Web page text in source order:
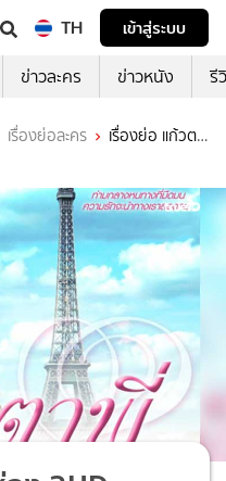
TH
เข้าสู่ระบบ
ข่าวละคร ข่าวหนัง รี
เรื่องย่อละคร
เรื่องย่อ แก้วตา